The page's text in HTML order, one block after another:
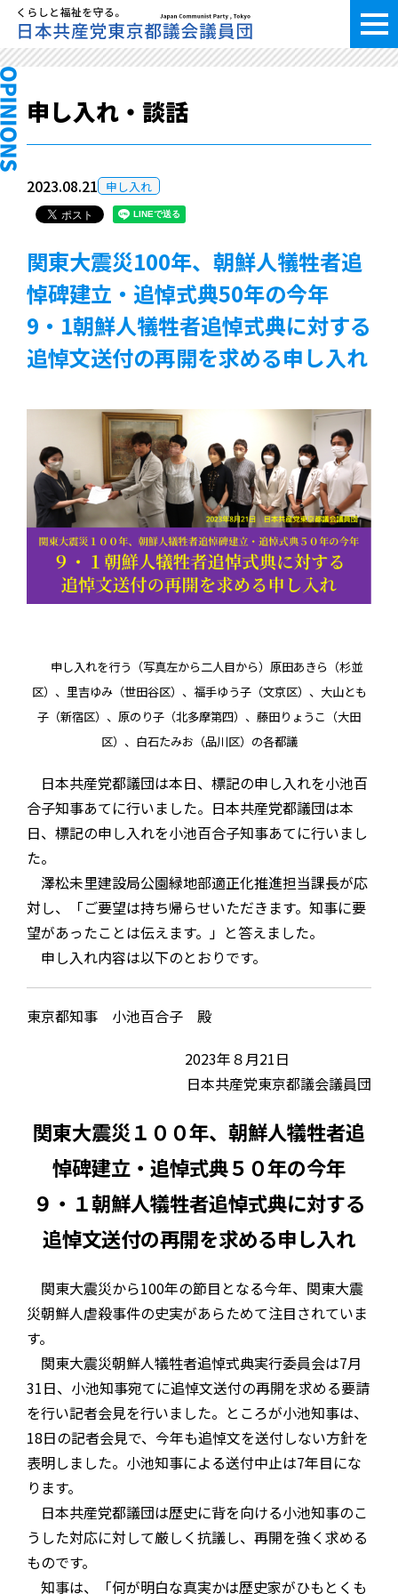
申し入れ・談話
2023.08.21 申し入れ
関東大震災100年、朝鮮人犠牲者追
悼碑建立・追悼式典50年の今年
9・1朝鮮人犠牲者追悼式典に対する
追悼文送付の再開を求める申し入れ
申し入れを行う（写真左から二人目から）原田あきら（杉並
区）、里吉ゆみ（世田谷区）、福手ゆう子（文京区）、大山とも
子（新宿区）、原のり子（北多摩第四）、藤田りょうこ（大田
区）、白石たみお（品川区）の各都議
日本共産党都議団は本日、標記の申し入れを小池百
合子知事あてに行いました。日本共産党都議団は本
日、標記の申し入れを小池百合子知事あてに行いまし
た。
澤松未里建設局公園緑地部適正化推進担当課長が応
対し、「ご要望は持ち帰らせいただきます。知事に要
望があったことは伝えます。」と答えました。
申し入れ内容は以下のとおりです。
東京都知事 小池百合子 殿
2023年８月21日
日本共産党東京都議会議員団
関東大震災１００年、朝鮮人犠牲者追
悼碑建立・追悼式典５０年の今年
９・１朝鮮人犠牲者追悼式典に対する
追悼文送付の再開を求める申し入れ
関東大震災から100年の節目となる今年、関東大震
災朝鮮人虐殺事件の史実があらためて注目されていま
す。
関東大震災朝鮮人犠牲者追悼式典実行委員会は7月
31日、小池知事宛てに追悼文送付の再開を求める要請
を行い記者会見を行いました。ところが小池知事は、
18日の記者会見で、今年も追悼文を送付しない方針を
表明しました。小池知事による送付中止は7年目にな
ります。
日本共産党都議団は歴史に背を向ける小池知事のこ
うした対応に対して厳しく抗議し、再開を強く求める
ものです。
知事は、「何が明白な真実かは歴史家がひもとくも